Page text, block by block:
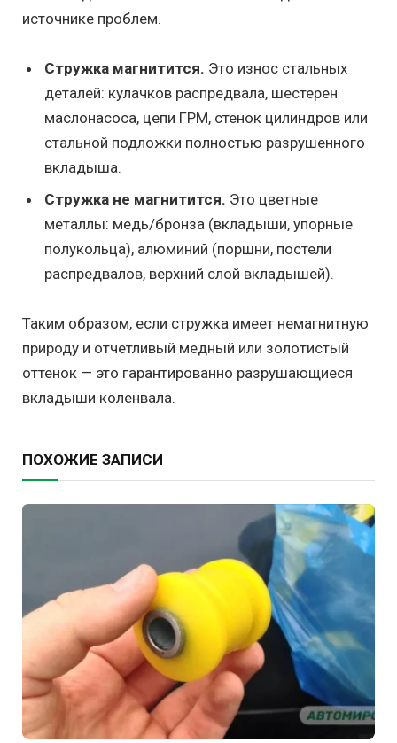
источнике проблем.
Стружка магнитится. Это износ стальных
деталей: кулачков распредвала, шестерен
маслонасоса, цепи ГРМ, стенок цилиндров или
стальной подложки полностью разрушенного
вкладыша.
Стружка не магнитится. Это цветные
металлы: медь/бронза (вкладыши, упорные
полукольца), алюминий (поршни, постели
распредвалов, верхний слой вкладышей).
Таким образом, если стружка имеет немагнитную
природу и отчетливый медный или золотистый
оттенок — это гарантированно разрушающиеся
вкладыши коленвала.
ПОХОЖИЕ ЗАПИСИ